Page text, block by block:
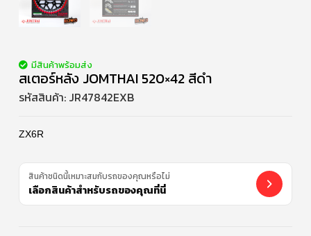
มีสินค้าพร้อมส่ง
สเตอร์หลัง JOMTHAI 520×42 สีดำ
รหัสสินค้า: JR47842EXB
ZX6R
สินค้าชนิดนี้เหมาะสมกับรถของคุณหรือไม่
เลือกสินค้าสำหรับรถของคุณที่นี่